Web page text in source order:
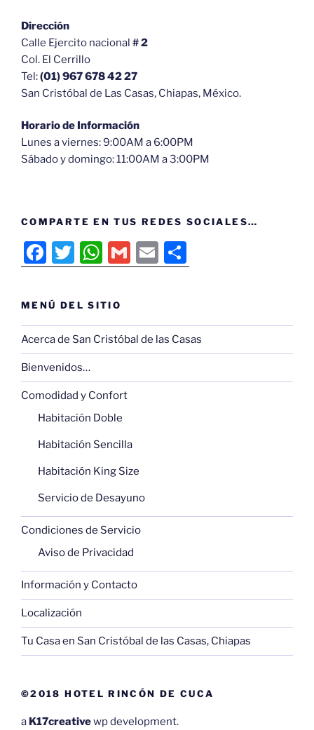
Dirección
Calle Ejercito nacional # 2
Col. El Cerrillo
Tel:(01) 967 678 42 27
San Cristóbal de Las Casas, Chiapas, México.
Horario de Información
Lunes a viernes: 9:00AM a 6:00PM
Sábado y domingo: 11:00AM a 3:00PM
COMPARTE EN TUS REDES SOCIALES…
F
a
c
e
b
o
o
k
T
w
itt
er
W
h
at
s
A
p
G
m
l
E
m
l
o
p
ar
MENÚ DEL SITIO
Acerca de San Cristóbal de las Casas
Bienvenidos…
Comodidad y Confort
Habitación Doble
Habitación Sencilla
Habitación King Size
Servicio de Desayuno
Condiciones de Servicio
Aviso de Privacidad
Información y Contacto
Localización
Tu Casa en San Cristóbal de las Casas, Chiapas
©2018 HOTEL RINCÓN DE CUCA
a K17creativewp development.